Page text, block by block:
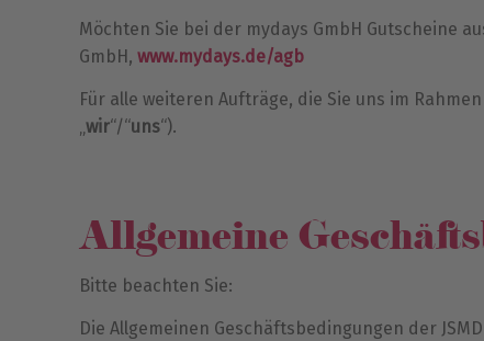
Möchten Sie bei der mydays GmbH Gutscheine
GmbH, www.mydays.de/agb
Für alle weiteren Aufträge, die Sie uns im
„wir“/“uns“).
Allgemeine
Bitte beachten Sie:
Die Allgemeinen Geschäftsbedingungen der